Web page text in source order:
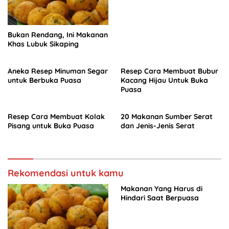
Bukan Rendang, Ini Makanan
Khas Lubuk Sikaping
Aneka Resep Minuman Segar
untuk Berbuka Puasa
Resep Cara Membuat Bubur
Kacang Hijau Untuk Buka
Puasa
Resep Cara Membuat Kolak
Pisang untuk Buka Puasa
20 Makanan Sumber Serat
dan Jenis-Jenis Serat
Rekomendasi untuk kamu
Makanan Yang Harus di
Hindari Saat Berpuasa